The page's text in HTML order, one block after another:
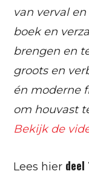
van verval
boek en
brengen en
groots en
én moderne
om houvast
Bekijk de
Lees hier deel